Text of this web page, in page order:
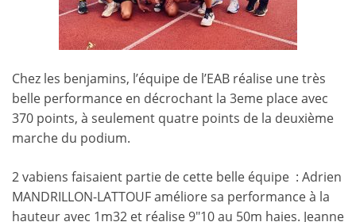
Chez les benjamins, l’équipe de l’EAB réalise une très
belle performance en décrochant la 3eme place avec
370 points, à seulement quatre points de la deuxième
marche du podium.
2 vabiens faisaient partie de cette belle équipe : Adrien
MANDRILLON-LATTOUF améliore sa performance à la
hauteur avec 1m32 et réalise 9″10 au 50m haies. Jeanne